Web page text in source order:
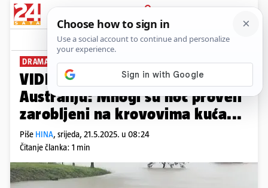
PRIJAVA
News Komentari
DRAMATIČNI PRIZORI
VIDEO Strašne poplave pogodile
Australiju: Mnogi su noć proveli
zarobljeni na krovovima kuća...
Piše HINA, srijeda, 21.5.2025. u 08:24
Čitanje članka: 1 min